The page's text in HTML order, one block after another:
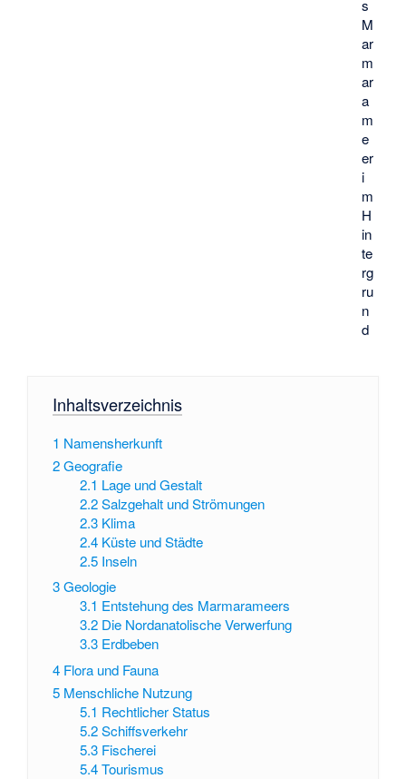
s
M
ar
m
ar
a
m
e
er
i
m
H
in
te
rg
ru
n
d
Inhaltsverzeichnis
1 Namensherkunft
2Geografie
2.1 Lage und Gestalt
2.2 Salzgehalt und Strömungen
2.3 Klima
2.4 Küste und Städte
2.5 Inseln
3Geologie
3.1 Entstehung des Marmarameers
3.2 Die Nordanatolische Verwerfung
3.3 Erdbeben
4 Flora und Fauna
5 Menschliche Nutzung
5.1 Rechtlicher Status
5.2 Schiffsverkehr
5.3 Fischerei
5.4 Tourismus